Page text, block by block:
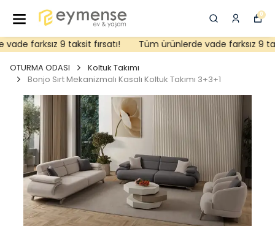
0
farksız 9 taksit fırsatı! Tüm ürünlerde vade farksız 9
OTURMA ODASI
Koltuk Takımı
Bonjo Sırt Mekanizmalı Kasalı Koltuk Takımı 3+3+1